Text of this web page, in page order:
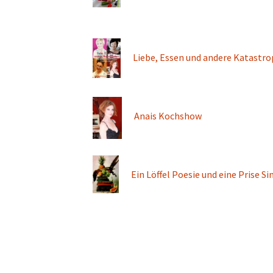
Seminare
Liebe, Essen und andere
Anais Kochshow
Ein Löffel Poesie und eine Prise